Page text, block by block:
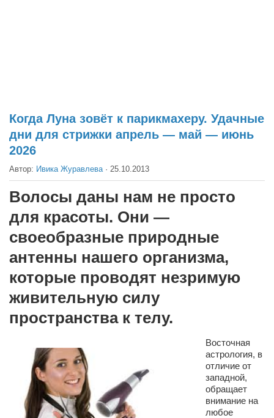
Факты
Выборы
Деньги
Традиции
Опросы
Экология
Здоровье
Здоровый образ жизни
Сам себе доктор
Активный отдых
Курьезы
Арт-менеджеры
Лариса Ильченко
Орест Коваль
Когда Луна зовёт к парикмахеру. Удачные
дни для стрижки апрель — май — июнь
2026
Автор: Ивика Журавлева · 25.10.2013
Волосы даны нам не просто
для красоты. Они —
своеобразные природные
антенны нашего организма,
которые проводят незримую
живительную силу
пространства к телу.
Восточная
астрология, в
отличие от
западной,
обращает
внимание на
любое